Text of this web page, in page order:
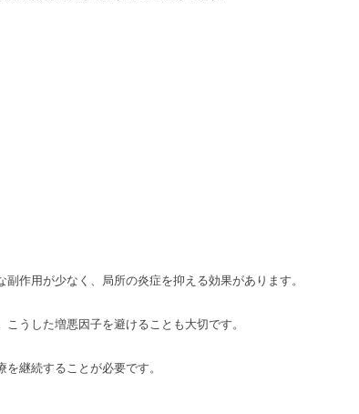
作用が少なく、局所の炎症を抑える効果があります。
うした増悪因子を避けることも大切です。
継続することが必要です。